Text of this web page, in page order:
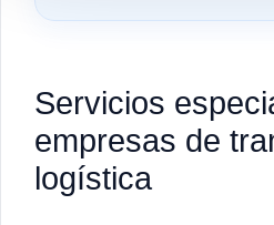
Servicios
empresas de
logística